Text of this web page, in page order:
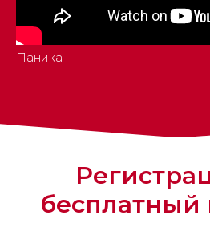
Паника
бесплатный